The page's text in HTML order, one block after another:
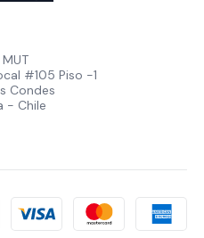
#105 Piso -1
Condes
- Chile